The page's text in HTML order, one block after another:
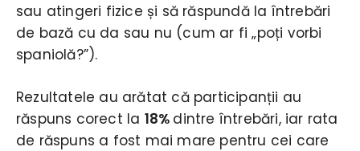
sau atingeri fizice și să răspundă la întrebări
de bază cu da sau nu (cum ar fi „poți vorbi
spaniolă?”).
Rezultatele au arătat că participanții au
răspuns corect la 18% dintre întrebări, iar rata
de răspuns a fost mai mare pentru cei care